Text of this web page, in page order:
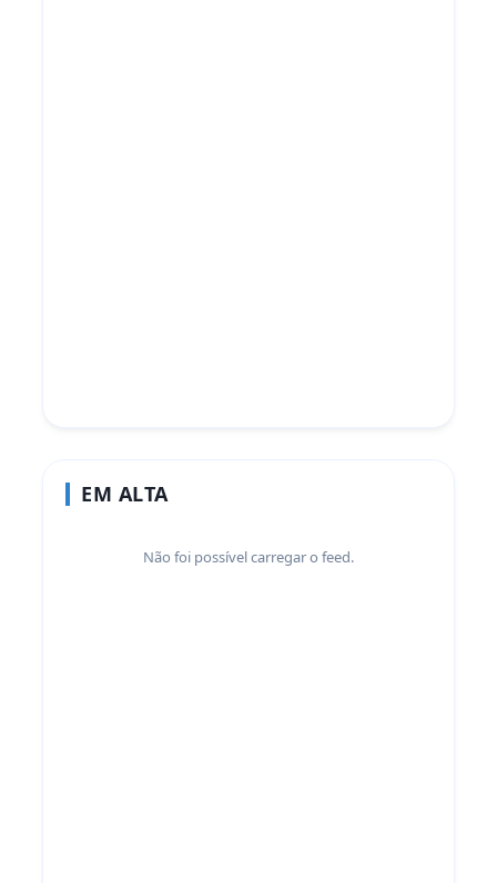
EM ALTA
Não foi possível carregar o feed.